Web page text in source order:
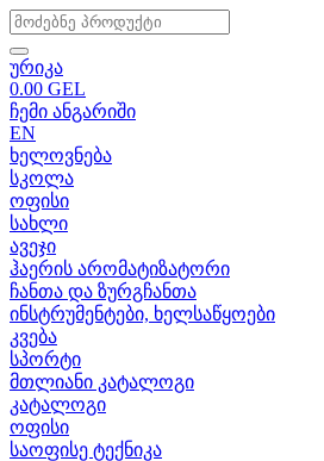
ურიკა
0.00 GEL
ჩემი ანგარიში
EN
ხელოვნება
სკოლა
ოფისი
სახლი
ავეჯი
ჰაერის არომატიზატორი
ჩანთა და ზურგჩანთა
ინსტრუმენტები, ხელსაწყოები
კვება
სპორტი
მთლიანი კატალოგი
კატალოგი
ოფისი
საოფისე ტექნიკა